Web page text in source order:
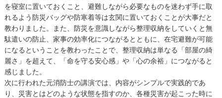
を寝室に置いておくこと、避難しながら必要なものを迷わず手に取
れるよう防災バッグや防寒着等は玄関に置いておくことが大事だと
教わりました。また、防災を意識しながら整理収納をしていくと無
駄遣いの防止、家事の効率化につながるとともに、在宅避難が可能
になるということを教わったことで、整理収納は単なる「部屋の綺
麗さ」を超えて、「命を守る安心感」や「心の余裕」につながると
感じました。
次に行われた元消防士の講演では、内容がシンプルで実践的であ
り、災害とはどのような状態を指すのか、各種災害が起こった時に